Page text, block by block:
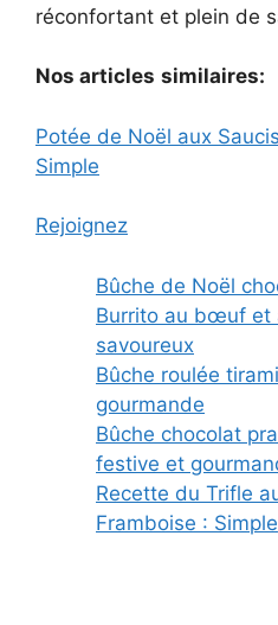
réconfortant et plein de
Nos articles similaires:
Potée de Noël aux
Simple
Rejoignez
Bûche de Noël
Burrito au bœuf et
savoureux
Bûche roulée
gourmande
Bûche chocolat
festive et
Recette du Trifle
Framboise : Simple